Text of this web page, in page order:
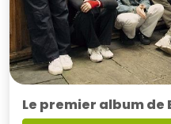
Le premier album de